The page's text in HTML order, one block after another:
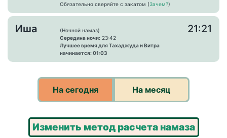
Обязательно сверяйте с закатом (Зачем?)
Иша
(Ночной намаз)
Середина ночи: 23:42
Лучшее время для Тахаджуда и Витра
начинается: 01:03
21:21
На сегодня На месяц
Изменить метод расчета намаза